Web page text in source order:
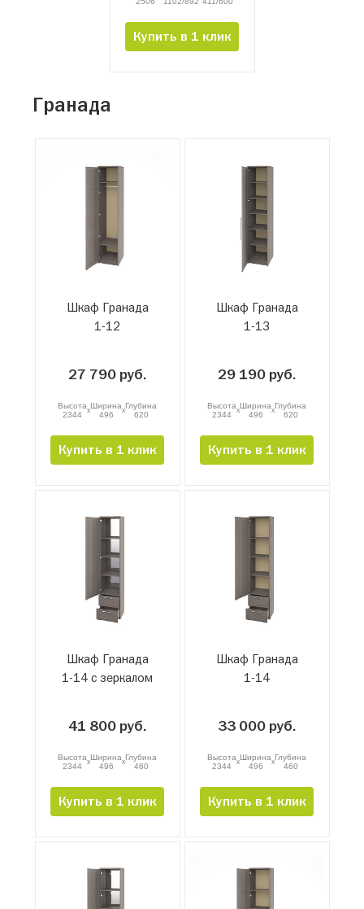
Купить в 1 клик
Гранада
Шкаф Гранада
1-12
27 790 руб.
Высота
2344
xШирина
496
xГлубина
620
Купить в 1 клик
Шкаф Гранада
1-13
29 190 руб.
Высота
2344
xШирина
496
xГлубина
620
Купить в 1 клик
Шкаф Гранада
1-14 с зеркалом
41 800 руб.
Высота
2344
xШирина
496
xГлубина
460
Купить в 1 клик
Шкаф Гранада
1-14
33 000 руб.
Высота
2344
xШирина
496
xГлубина
460
Купить в 1 клик